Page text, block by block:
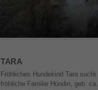
TARA
Fröhliches Hundekind Tara sucht
fröhliche Familie Hündin, geb. ca.